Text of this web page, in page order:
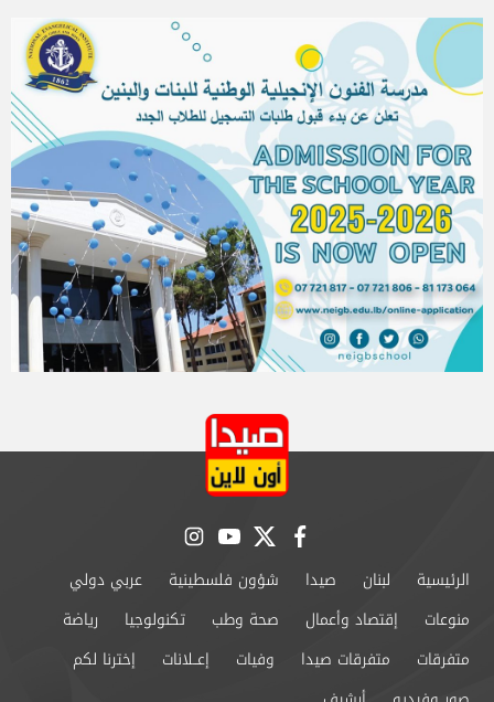
facebook
twitter
youtube
instagram
الرئيسية لبنان صيدا شؤون فلسطينية
عربي دولي
منوعات
إقتصاد وأعمال صحة وطب تكنولوجيا
رياضة
متفرقات
متفرقات صيدا وفيات إعــلانات
إخترنا لكم